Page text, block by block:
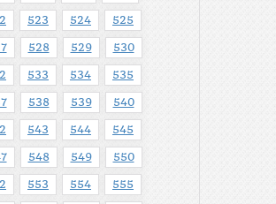
523 524 525
528 529 530
533 534 535
538 539 540
543 544 545
548 549 550
553 554 555